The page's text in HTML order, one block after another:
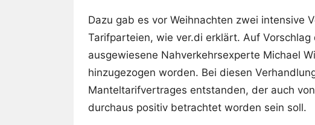
Dazu gab es vor Weihnachten zwei intensive
Tarifparteien, wie ver.di erklärt. Auf
ausgewiesene Nahverkehrsexperte Michael
hinzugezogen worden. Bei diesen
Manteltarifvertrages entstanden, der auch
durchaus positiv betrachtet worden sein soll.